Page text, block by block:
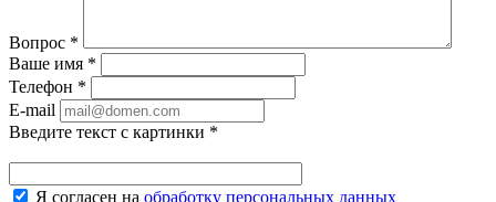
Вопрос *
Ваше имя *
Телефон *
E-mail
Введите текст с картинки *
Я согласен на обработку персональных данных